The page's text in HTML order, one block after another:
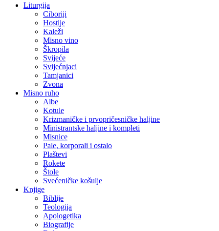
Liturgija
Ciboriji
Hostije
Kaleži
Misno vino
Škropila
Svijeće
Svijećnjaci
Tamjanici
Zvona
Misno ruho
Albe
Kotule
Krizmaničke i prvopričesničke haljine
Ministrantske haljine i kompleti
Misnice
Pale, korporali i ostalo
Plaštevi
Rokete
Štole
Svećeničke košulje
Knjige
Biblije
Teologija
Apologetika
Biografije